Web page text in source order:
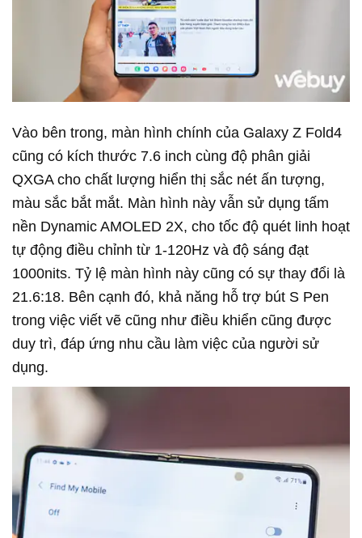
Vào bên trong, màn hình chính của Galaxy Z Fold4
cũng có kích thước 7.6 inch cùng độ phân giải
QXGA cho chất lượng hiển thị sắc nét ấn tượng,
màu sắc bắt mắt. Màn hình này vẫn sử dụng tấm
nền Dynamic AMOLED 2X, cho tốc độ quét linh hoạt
tự động điều chỉnh từ 1-120Hz và độ sáng đạt
1000nits. Tỷ lệ màn hình này cũng có sự thay đổi là
21.6:18. Bên cạnh đó, khả năng hỗ trợ bút S Pen
trong việc viết vẽ cũng như điều khiển cũng được
duy trì, đáp ứng nhu cầu làm việc của người sử
dụng.